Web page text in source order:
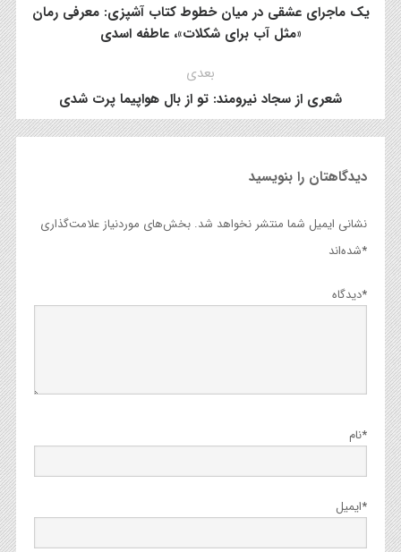
یک ماجرای عشقی در میان خطوط کتاب آشپزی: معرفی رمان
«مثل آب برای شکلات»، عاطفه اسدی
بعدی
شعری از سجاد نیرومند: تو از بال هواپیما پرت شدی
دیدگاهتان را بنویسید
نشانی ایمیل شما منتشر نخواهد شد. بخش‌های موردنیاز علامت‌گذاری
شده‌اند*
دیدگاه*
نام*
ایمیل*